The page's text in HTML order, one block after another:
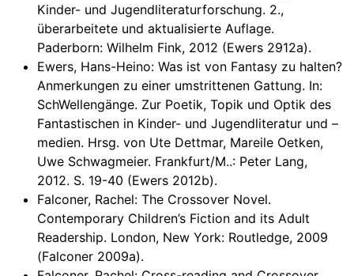
Kinder- und Jugendliteraturforschung. 2.,
überarbeitete und aktualisierte Auflage.
Paderborn: Wilhelm Fink, 2012 (Ewers 2912a).
Ewers, Hans-Heino: Was ist von Fantasy zu halten?
Anmerkungen zu einer umstrittenen Gattung. In:
SchWellengänge. Zur Poetik, Topik und Optik des
Fantastischen in Kinder- und Jugendliteratur und –
medien. Hrsg. von Ute Dettmar, Mareile Oetken,
Uwe Schwagmeier. Frankfurt/M..: Peter Lang,
2012. S. 19-40 (Ewers 2012b).
Falconer, Rachel: The Crossover Novel.
Contemporary Children’s Fiction and its Adult
Readership. London, New York: Routledge, 2009
(Falconer 2009a).